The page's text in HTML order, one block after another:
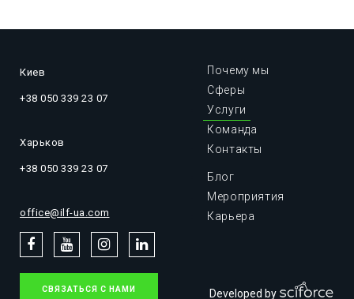
Киев
+38 050 339 23 07
Харьков
+38 050 339 23 07
office@ilf-ua.com
Почему мы
Сферы
Услуги
Команда
Контакты
Блог
Мероприятия
Карьера
СВЯЗАТЬСЯ С НАМИ Developed by